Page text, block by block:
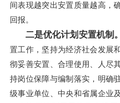
间表现越突出安置质量越高，
回报。
二是优化计划安置机制
置工作，坚持为经济社会发展
彻妥善安置、合理使用、人尽
持岗位保障与编制落实，明确
级事业单位、中央和省属企业